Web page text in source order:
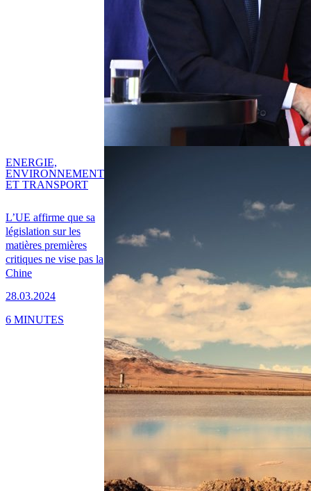
L’UE affirme que sa
législation sur les
matières premières
critiques ne vise pas la
Chine
28.03.2024
ENERGIE,
ENVIRONNEMENT
ET TRANSPORT
6 MINUTES